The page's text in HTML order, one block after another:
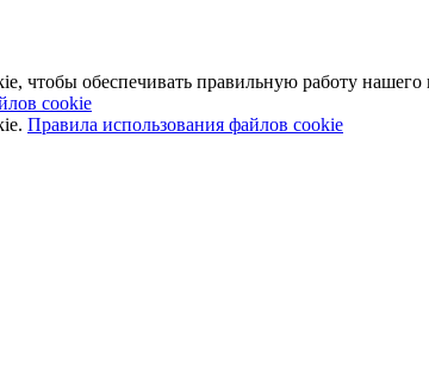
чтобы обеспечивать правильную работу нашего
cookie
Правила использования файлов cookie